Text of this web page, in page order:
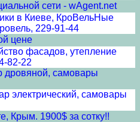
сети - wAgent.net
в Киеве, КроВельНые
229-91-44
цене
фасадов, утепление
82-22
дровяной, самовары
электрический, самовары
Крым. 1900$ за сотку!!